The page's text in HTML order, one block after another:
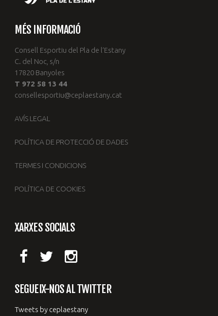
MÉS INFORMACIÓ
Consell Esportiu del Pla de l’Estany
C. del Noc, s/n
17820 Banyoles
T 972 58 13 44
consellesportiu@ceplaestany.cat
AVÍS LEGAL
POLÍTICA DE PROTECCIÓ DE DADES
TERMES I CONDICIONS
POLÍTICA DE COOKIES
XARXES SOCIALS
SEGUEIX-NOS AL TWITTER
Tweets by ceplaestany